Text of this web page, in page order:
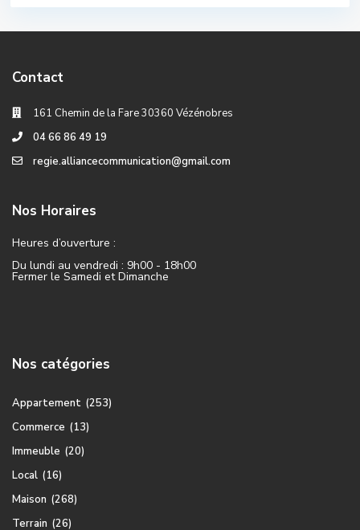
Contact
161 Chemin de la Fare 30360 Vézénobres
04 66 86 49 19
regie.alliancecommunication@gmail.com
Nos Horaires
Heures d’ouverture :
Du lundi au vendredi : 9h00 - 18h00
Fermer le Samedi et Dimanche
Nos catégories
Appartement (253)
Commerce (13)
Immeuble (20)
Local (16)
Maison (268)
Terrain (26)